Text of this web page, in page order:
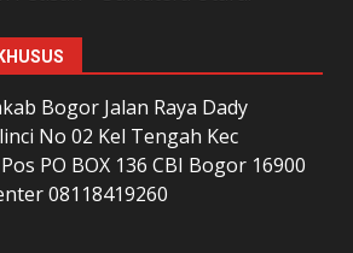
Bogor Jalan Raya Dady
No 02 Kel Tengah Kec
PO BOX 136 CBI Bogor 16900
08118419260